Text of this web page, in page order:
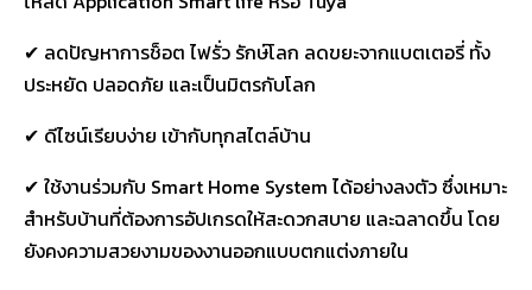
✔ ลดปัญหาการช็อต ไฟรั่ว รักษ์โลก ลดขยะจากแบตเตอรี่ ทั้ง
ประหยัด ปลอดภัย และเป็นมิตรกับโลก
✔ ดีไซน์เรียบง่าย เข้ากับทุกสไตล์บ้าน
✔ ใช้งานร่วมกับ Smart Home System ได้อย่างลงตัว ซึ่งเหมาะ
สำหรับบ้านที่ต้องการอัปเกรดให้สะดวกสบาย และฉลาดขึ้น โดย
ยังคงความสวยงามของงานออกแบบตกแต่งภายใน